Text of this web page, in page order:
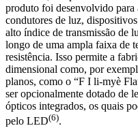
produto foi desenvolvido para
condutores de luz,
alto índice de transmissão de
longo de uma ampla faixa de
resistência. Isso permite a
dimensional como, por
planos, como o “F I li-myè
ser opcionalmente dotado de
ópticos integrados, os quais
pelo LED(6).